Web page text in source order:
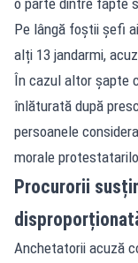
Pe lângă foștii șefi
alți 13 jandarmi,
În cazul altor șapte
înlăturată după
persoanele
morale
Procurorii
Anchetatorii acuză